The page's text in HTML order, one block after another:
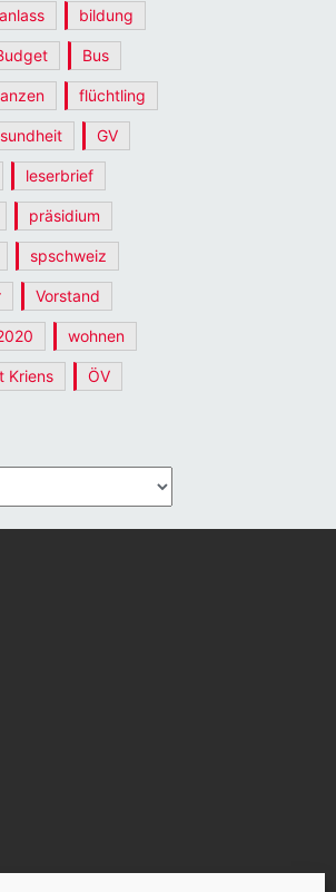
anlass bildung
Bus
flüchtling
GV
leserbrief
präsidium
spschweiz
Vorstand
wohnen
Kriens ÖV